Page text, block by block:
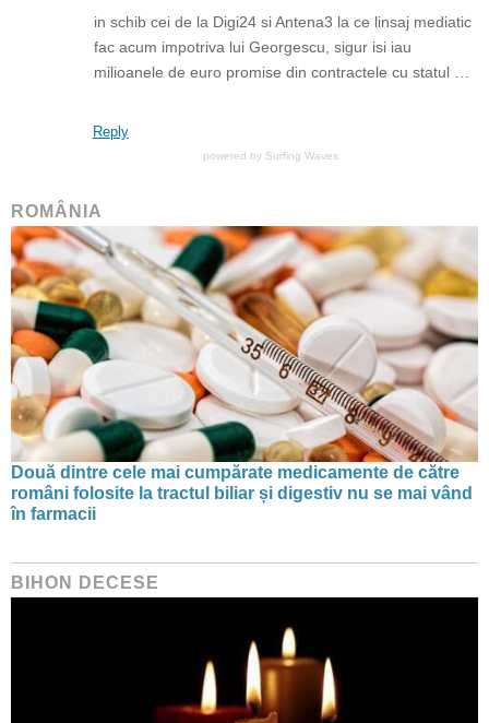
in schib cei de la Digi24 si Antena3 la ce linsaj mediatic
fac acum impotriva lui Georgescu, sigur isi iau
milioanele de euro promise din contractele cu statul …
Reply
powered by Surfing Waves
ROMÂNIA
Două dintre cele mai cumpărate medicamente de către
români folosite la tractul biliar și digestiv nu se mai vând
în farmacii
BIHON DECESE